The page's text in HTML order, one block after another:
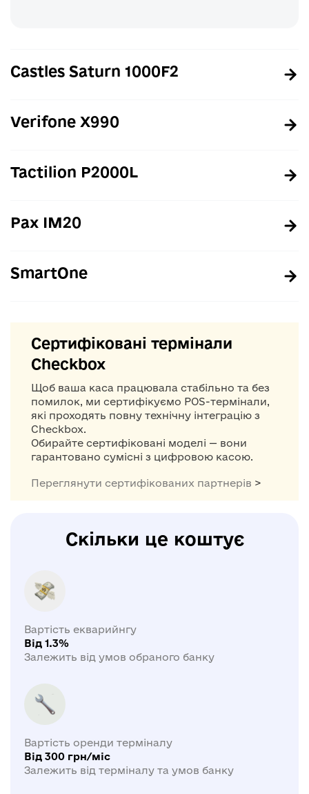
Castles Saturn 1000F2
Verifone X990
Tactilion P2000L
Pax IM20
SmartOne
Сертифіковані термінали
Checkbox
Щоб ваша каса працювала стабільно та без
помилок, ми сертифікуємо POS-термінали,
які проходять повну технічну інтеграцію з
Checkbox.
Обирайте сертифіковані моделі — вони
гарантовано сумісні з цифровою касою.
Переглянути сертифікованих партнерів >
Скільки це коштує
Вартість екварийнгу
Від 1.3%
Залежить від умов обраного банку
Вартість оренди терміналу
Від 300 грн/міс
Залежить від терміналу та умов банку